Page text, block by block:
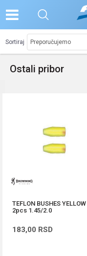
Ostali pribor
Sortiraj
TEFLON BUSHES YELLOW
2pcs 1.45/2.0
183,00 RSD